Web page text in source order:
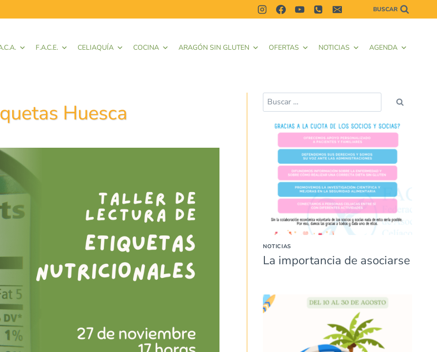
BUSCAR
F.A.C.E. CELIAQUÍA COCINA ARAGÓN SIN GLUTEN OFERTAS NOTICIAS AGENDA
Huesca
NOTICIAS
La importancia de asociarse